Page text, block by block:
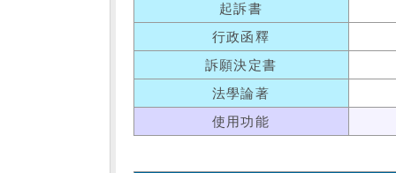
起訴書
行政函釋
訴願決定書
法學論著
使用功能